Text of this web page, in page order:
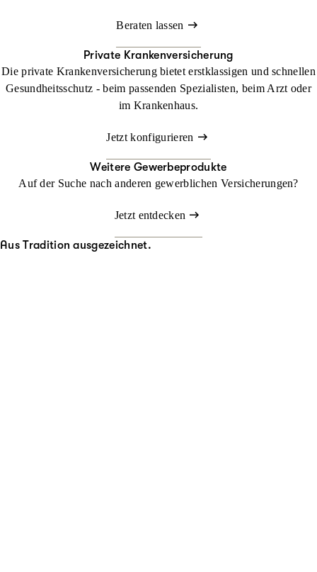
Beraten lassen
Private Krankenversicherung
Die private Krankenversicherung bietet erstklassigen und schnellen
Gesundheitsschutz - beim passenden Spezialisten, beim Arzt oder
im Krankenhaus.
Jetzt konfigurieren
Weitere Gewerbeprodukte
Auf der Suche nach anderen gewerblichen Versicherungen?
Jetzt entdecken
Aus Tradition ausgezeichnet.